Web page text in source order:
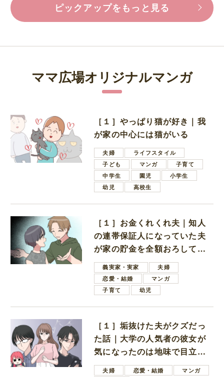
ピックアップをもっと見る
ママ広場オリジナルマンガ
［１］やっぱり猫が好き｜我
が家の中心には猫がいる
夫婦
ライフスタイル
子ども
マンガ
子育て
中学生
園児
小学生
幼児
高校生
［１］お金くれくれ夫｜知人
の連帯保証人になっていた夫
が家の貯金を全額おろしてほ
しいと言ってきた
義実家・実家
夫婦
恋愛・結婚
マンガ
子育て
幼児
［１］垢抜けた夫がクズだっ
た話｜大学の人気者の彼女が
気になったのは地味で目立た
ない男子学生
夫婦 恋愛・結婚
マンガ